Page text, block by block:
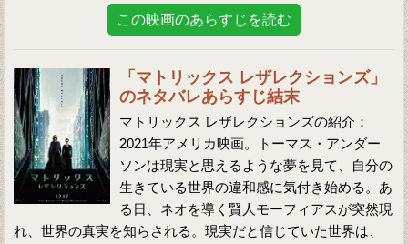
この映画のあらすじを読む
「マトリックス レザレクションズ」
のネタバレあらすじ結末
マトリックス レザレクションズの紹介：
2021年アメリカ映画。トーマス・アンダー
ソンは現実と思えるような夢を見て、自分の
生きている世界の違和感に気付き始める。あ
る日、ネオを導く賢人モーフィアスが突然現
れ、世界の真実を知らされる。現実だと信じていた世界は、